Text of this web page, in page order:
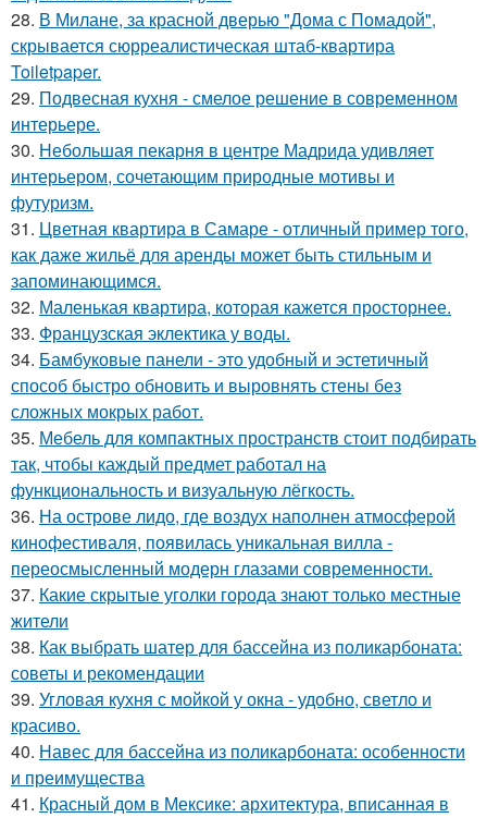
28. В Милане, за красной дверью "Дома с Помадой",
скрывается сюрреалистическая штаб-квартира
Toiletpaper.
29. Подвесная кухня - смелое решение в современном
интерьере.
30. Небольшая пекарня в центре Мадрида удивляет
интерьером, сочетающим природные мотивы и
футуризм.
31. Цветная квартира в Самаре - отличный пример того,
как даже жильё для аренды может быть стильным и
запоминающимся.
32. Маленькая квартира, которая кажется просторнее.
33. Французская эклектика у воды.
34. Бамбуковые панели - это удобный и эстетичный
способ быстро обновить и выровнять стены без
сложных мокрых работ.
35. Мебель для компактных пространств стоит подбирать
так, чтобы каждый предмет работал на
функциональность и визуальную лёгкость.
36. На острове лидо, где воздух наполнен атмосферой
кинофестиваля, появилась уникальная вилла -
переосмысленный модерн глазами современности.
37. Какие скрытые уголки города знают только местные
жители
38. Как выбрать шатер для бассейна из поликарбоната:
советы и рекомендации
39. Угловая кухня с мойкой у окна - удобно, светло и
красиво.
40. Навес для бассейна из поликарбоната: особенности
и преимущества
41. Красный дом в Мексике: архитектура, вписанная в